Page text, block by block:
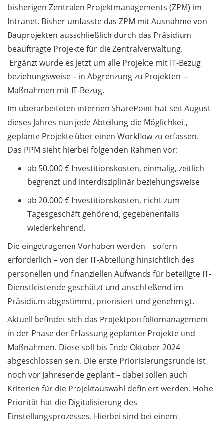
Suspected bomb disposal on
12 October 2024 – central
campus remains closed
Göttingen Campus Postdoc
Committee sucht Mitglieder /
Göttingen Campus Postdoc
Committee recruiting now
Kongresstag
„Zukunftskompetenz Deutsch“
am 11. Oktober 2024 /
Congress on the topic of
German as a Foreign
Language on 11 October 2024
(in German)
Lasser am 17. Oktober 2024 /
Expert Talk by Professor Jana
Lasser on 17 October, 2024:
“Hierarchy and abuse of
scientific work environment”
(in English)
& arts“ der Universität
Göttingen ab 19. Oktober
2024 beim Literaturherbst /
University of Göttingen’s
„science & arts“ event series
at „Göttinger Literaturherbst“
from 19 October 2024 (in
German)
bisherigen Zentralen Projektmanagements (ZPM) im
Intranet. Bisher umfasste das ZPM mit Ausnahme von
Bauprojekten ausschließlich durch das Präsidium
beauftragte Projekte für die Zentralverwaltung.
Ergänzt wurde es jetzt um alle Projekte mit IT-Bezug
beziehungsweise – in Abgrenzung zu Projekten –
Maßnahmen mit IT-Bezug.
Im überarbeiteten internen SharePoint hat seit August
dieses Jahres nun jede Abteilung die Möglichkeit,
geplante Projekte über einen Workflow zu erfassen.
Das PPM sieht hierbei folgenden Rahmen vor:
ab 50.000 € Investitionskosten, einmalig, zeitlich
begrenzt und interdisziplinär beziehungsweise
ab 20.000 € Investitionskosten, nicht zum
Tagesgeschäft gehörend, gegebenenfalls
wiederkehrend.
Die eingetragenen Vorhaben werden – sofern
erforderlich – von der IT-Abteilung hinsichtlich des
personellen und finanziellen Aufwands für beteiligte IT-
Dienstleistende geschätzt und anschließend im
Präsidium abgestimmt, priorisiert und genehmigt.
Aktuell befindet sich das Projektportfoliomanagement
in der Phase der Erfassung geplanter Projekte und
Maßnahmen. Diese soll bis Ende Oktober 2024
abgeschlossen sein. Die erste Priorisierungsrunde ist
noch vor Jahresende geplant – dabei sollen auch
Kriterien für die Projektauswahl definiert werden. Hohe
Priorität hat die Digitalisierung des
Einstellungsprozesses. Hierbei sind bei einem